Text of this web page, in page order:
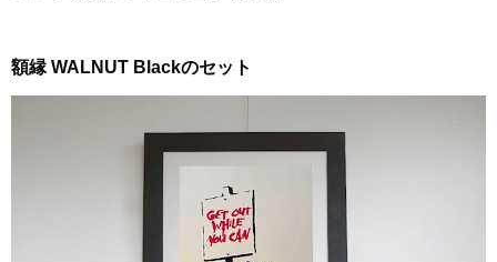
額縁 WALNUT Blackのセット